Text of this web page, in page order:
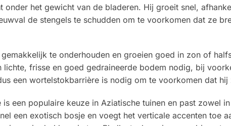
onder het gewicht van de bladeren. Hij groeit snel,
de stengels te schudden om te voorkomen dat ze
te onderhouden en groeien goed in zon of
lichte, frisse en goed gedraineerde bodem nodig, bij
een wortelstokbarrière is nodig om te voorkomen dat
een populaire keuze in Aziatische tuinen en past zowel
een exotisch bosje en voegt het verticale accenten toe